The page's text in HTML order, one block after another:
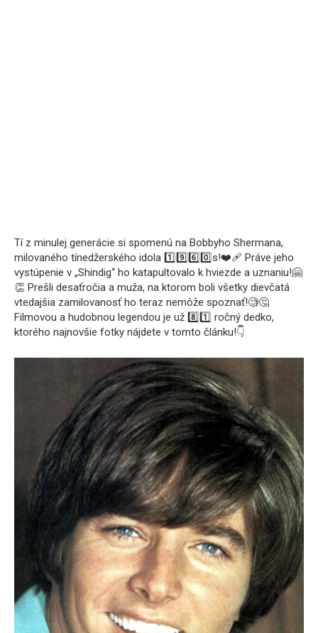
Tí z minulej generácie si spomenú na Bobbyho Shermana,
milovaného tínedžerského idola 1️⃣9️⃣6️⃣0️⃣s!❤️‍🩹 Práve jeho
vystúpenie v „Shindig“ ho katapultovalo k hviezde a uznaniu!🤗
👏 Prešli desaťročia a muža, na ktorom boli všetky dievčatá
vtedajšia zamilovanosť ho teraz nemôže spoznať!🧐🤔
Filmovou a hudobnou legendou je už 8️⃣1️⃣ ročný dedko,
ktorého najnovšie fotky nájdete v tomto článku!👇